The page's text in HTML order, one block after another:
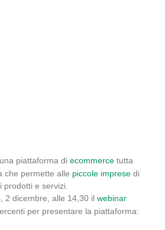
piattaforma di ecommerce tutta
che permette alle piccole imprese di
e servizi.
2 dicembre, alle 14,30 il webinar
per presentare la piattaforma: